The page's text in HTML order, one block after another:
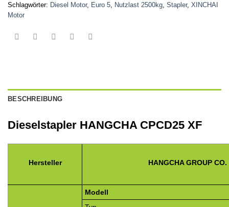
Schlagwörter: Diesel Motor, Euro 5 Nutzlast 2500kg Stapler, XINCHAI
Motor
BESCHREIBUNG
Dieselstapler HANGCHA CPCD25 XF
Hersteller HANGCHA GROUP CO.
Modell